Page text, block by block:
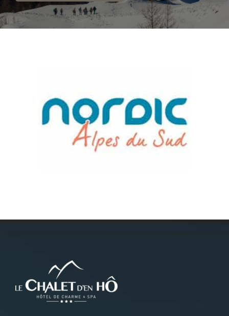
Le Chalet d’en Hô***
Hameau des Chazals